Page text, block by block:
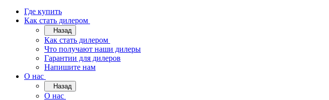
Где купить
Как стать дилером
Назад
Как стать дилером
Что получают наши дилеры
Гарантии для дилеров
Напишите нам
О нас
Назад
О нас